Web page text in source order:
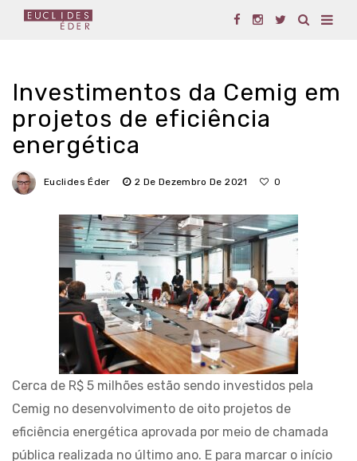
Investimentos da Cemig em
projetos de eficiência
energética
Euclides Éder 2 De Dezembro De 2021 0
Cerca de R$ 5 milhões estão sendo investidos pela
Cemig no desenvolvimento de oito projetos de
eficiência energética aprovada por meio de chamada
pública realizada no último ano. E para marcar o início